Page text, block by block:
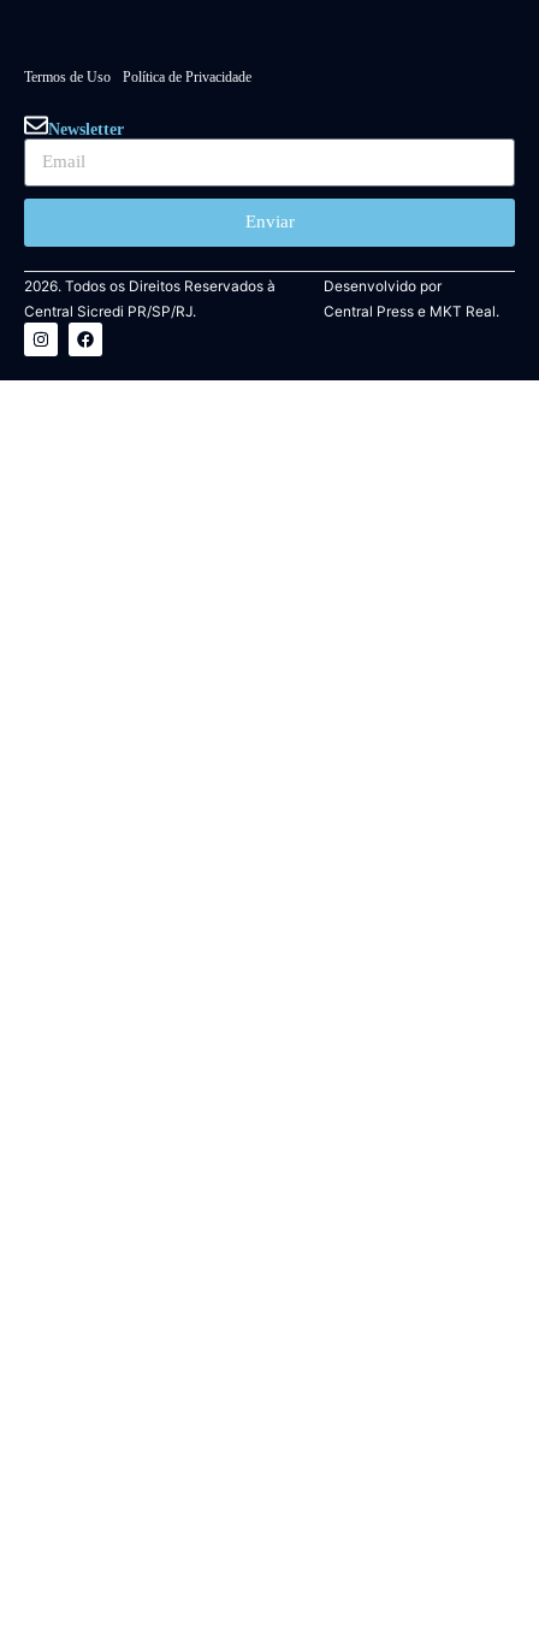
Termos de Uso Política de Privacidade
Newsletter
Enviar
2026. Todos os Direitos Reservados à
Central Sicredi PR/SP/RJ.
Desenvolvido por
Central Presse MKT Real.